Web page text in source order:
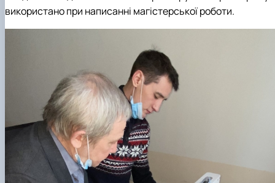
використано при написанні магістерської роботи.